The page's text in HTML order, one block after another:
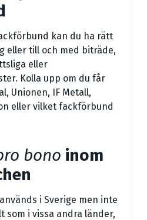
kan du ha rätt
eller till och med biträde,
eller
Kolla upp om du får
Unionen, IF Metall,
eller vilket fackförbund
bono inom
används i Sverige men inte
som i vissa andra länder,